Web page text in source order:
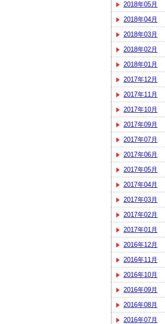
2018年05月
2018年04月
2018年03月
2018年02月
2018年01月
2017年12月
2017年11月
2017年10月
2017年09月
2017年07月
2017年06月
2017年05月
2017年04月
2017年03月
2017年02月
2017年01月
2016年12月
2016年11月
2016年10月
2016年09月
2016年08月
2016年07月